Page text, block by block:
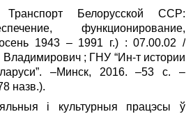
Белорусской ССР:
функционирование,
1943 – 1991 г.) : 07.00.02 /
; ГНУ “Ин-т истории
–Минск, 2016. –53 с. –
назв.).
і культурныя працэсы ў